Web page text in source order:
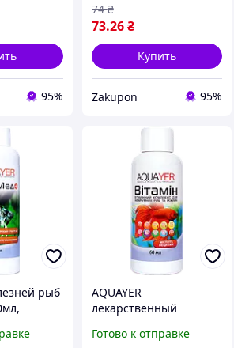
95%
73.26 ₴
74 ₴
Купить
Zakupon 95%
рыб
AQUAYER
лекарственный
60мл
Готово к отправке